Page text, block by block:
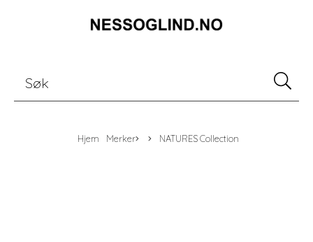
Hjem Merker NATURES Collection